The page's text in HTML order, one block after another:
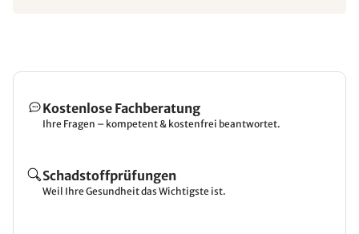
Kostenlose Fachberatung
Ihre Fragen – kompetent & kostenfrei beantwortet.
Schadstoffprüfungen
Weil Ihre Gesundheit das Wichtigste ist.